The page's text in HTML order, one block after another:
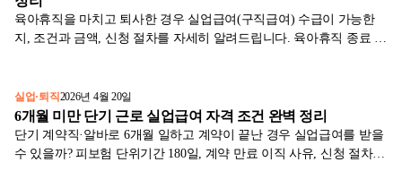
육아휴직을 마치고 퇴사한 경우 실업급여(구직급여) 수급이 가능한
지, 조건과 금액, 신청 절차를 자세히 알려드립니다. 육아휴직 종료 후
실업·퇴직2026년 4월 20일
6개월 미만 단기 근로 실업급여 자격 조건 완벽 정리
단기 계약직·알바로 6개월 일하고 계약이 끝난 경우 실업급여를 받을
수 있을까? 피보험 단위기간 180일, 계약 만료 이직 사유, 신청 절차를